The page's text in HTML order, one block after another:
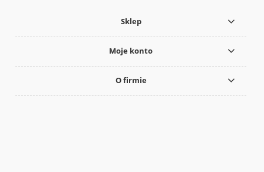
Sklep
Moje konto
O firmie